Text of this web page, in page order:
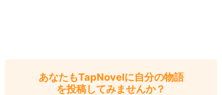
あなたもTapNovelに自分の物語
を投稿してみませんか？